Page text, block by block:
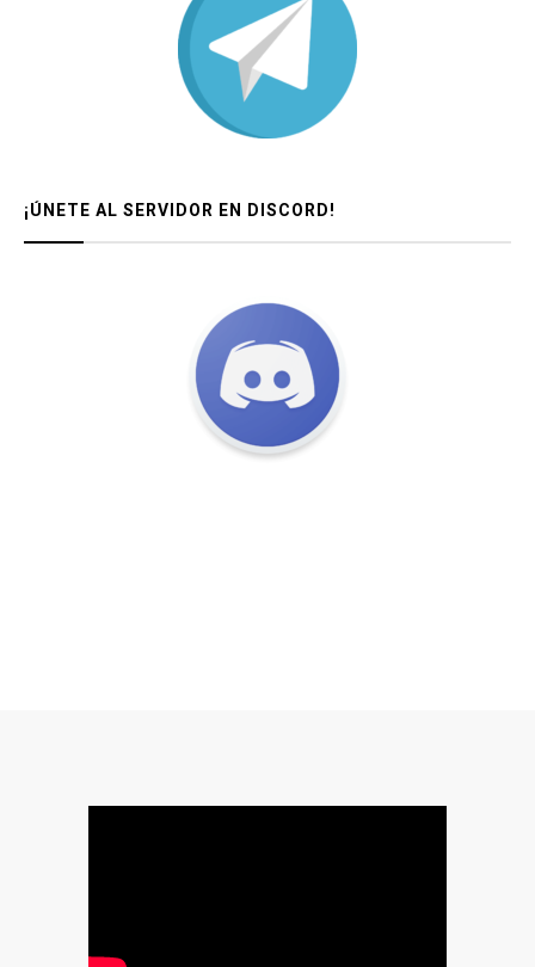
¡ÚNETE AL SERVIDOR EN DISCORD!